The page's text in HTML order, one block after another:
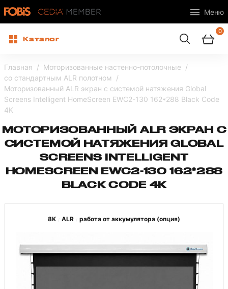
Меню
Каталог
0
Главная
Моторизованные настенно-потолочные
со стандартным ALR полотном
Моторизованный ALR экран с системой натяжения Global
Screens Intelligent HomeScreen EWC2-130 162*288 Black Code
4K
МОТОРИЗОВАННЫЙ ALR ЭКРАН С
СИСТЕМОЙ НАТЯЖЕНИЯ GLOBAL
SCREENS INTELLIGENT
HOMESCREEN EWC2-130 162*288
BLACK CODE 4K
8K ALR работа от аккумулятора (опция)